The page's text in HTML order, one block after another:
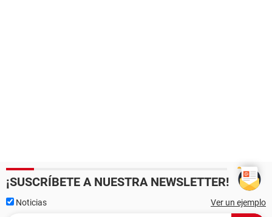
¡SUSCRÍBETE A NUESTRA NEWSLETTER!
Noticias Ver un ejemplo